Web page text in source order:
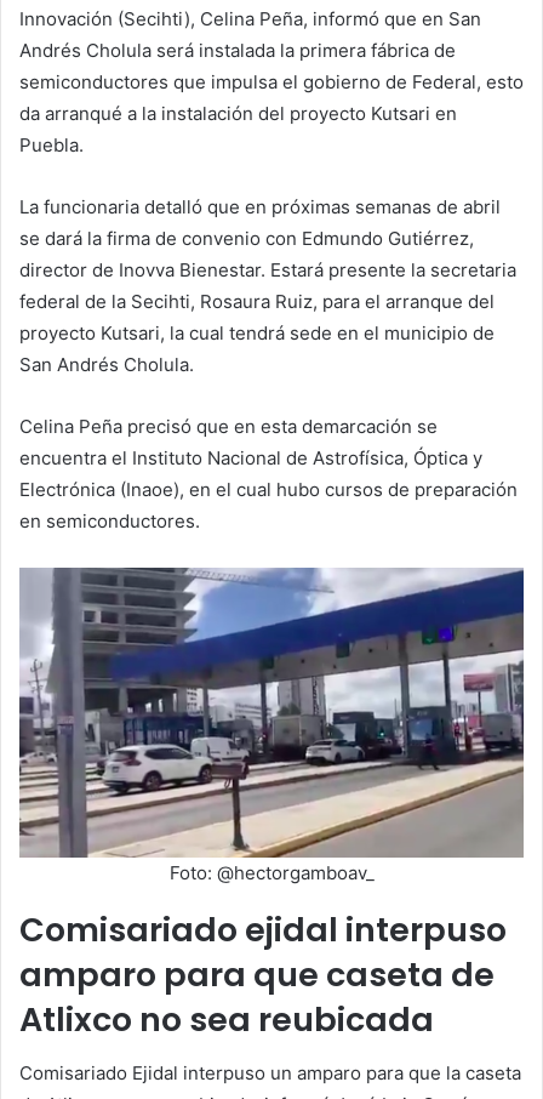
Innovación (Secihti), Celina Peña, informó que en San
Andrés Cholula será instalada la primera fábrica de
semiconductores que impulsa el gobierno de Federal, esto
da arranqué a la instalación del proyecto Kutsari en
Puebla.
La funcionaria detalló que en próximas semanas de abril
se dará la firma de convenio con Edmundo Gutiérrez,
director de Inovva Bienestar. Estará presente la secretaria
federal de la Secihti, Rosaura Ruiz, para el arranque del
proyecto Kutsari, la cual tendrá sede en el municipio de
San Andrés Cholula.
Celina Peña precisó que en esta demarcación se
encuentra el Instituto Nacional de Astrofísica, Óptica y
Electrónica (Inaoe), en el cual hubo cursos de preparación
en semiconductores.
Foto: @hectorgamboav_
Comisariado ejidal interpuso
amparo para que caseta de
Atlixco no sea reubicada
Comisariado Ejidal interpuso un amparo para que la caseta